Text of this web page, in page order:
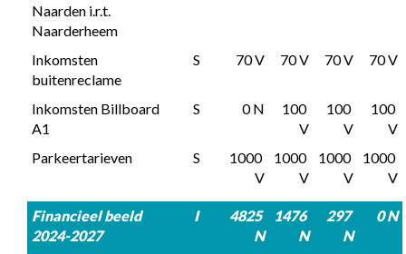
Naarden i.r.t.
Naarderheem
Inkomsten
buitenreclame
S 70 V 70 V 70 V 70 V
Inkomsten Billboard
A1
S 0 N
100
V
100
V
100
V
Parkeertarieven
S
1000
V
1000
V
1000
V
1000
V
Financieel beeld
2024-2027
I
4825
N
1476
N
297
N
0 N